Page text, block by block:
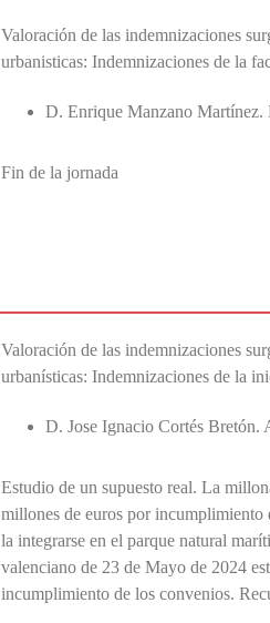
Valoración de las indemnizaciones
urbanisticas: Indemnizaciones de la
D. Enrique Manzano Martínez.
Fin de la jornada
Valoración de las indemnizaciones
urbanísticas: Indemnizaciones de la
D. Jose Ignacio Cortés Bretón.
Estudio de un supuesto real. La
millones de euros por
la integrarse en el parque natural
valenciano de 23 de Mayo de 2024
incumplimiento de los convenios.